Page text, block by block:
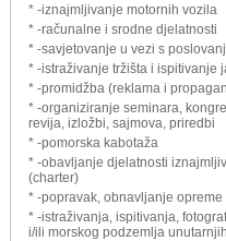
* -iznajmljivanje motornih vozila
* -računalne i srodne djelatnosti
* -savjetovanje u vezi s
* -istraživanje tržišta i ispitivanje
* -promidžba (reklama i
* -organiziranje seminara,
revija, izložbi, sajmova, priredbi
* -pomorska kabotaža
* -obavljanje djelatnosti
(charter)
* -popravak, obnavljanje
* -istraživanja, ispitivanja,
i/ili morskog podzemlja